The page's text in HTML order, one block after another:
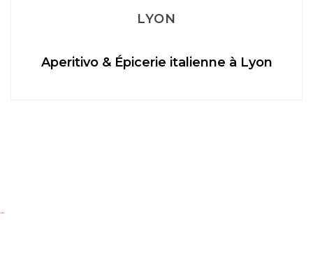
LYON
Aperitivo & Épicerie italienne à Lyon
…